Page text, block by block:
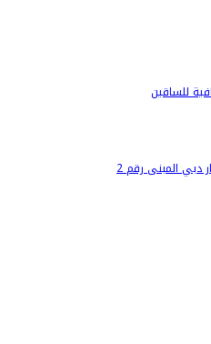
للساقين
المبنى رقم 2